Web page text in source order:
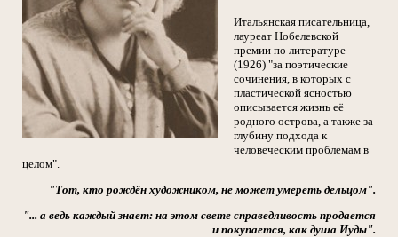
Итальянская писательница,
лауреат Нобелевской
премии по литературе
(1926) "за поэтические
сочинения, в которых с
пластической ясностью
описывается жизнь её
родного острова, а также за
глубину подхода к
человеческим проблемам в
целом".
"Тот, кто рождён художником, не может умереть дельцом".
"... а ведь каждый знает: на этом свете справедливость продается
и покупается, как душа Иуды".